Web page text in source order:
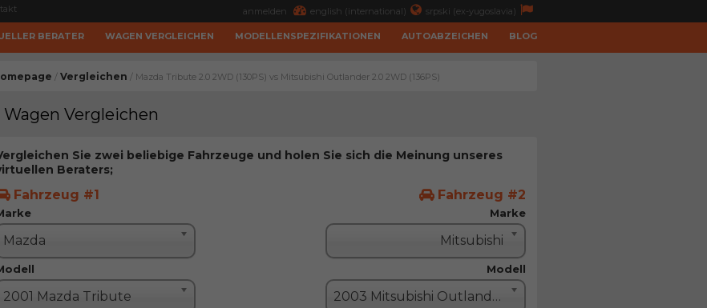
anmelden english (international) srpski (ex-yugoslavia)
BERATER WAGEN VERGLEICHEN MODELLENSPEZIFIKATIONEN AUTOABZEICHEN BLOG
/ Vergleichen / Mazda Tribute 2.0 2WD (130PS) vs Mitsubishi Outlander 2.0 2WD (136PS)
Wagen Vergleichen
Sie zwei beliebige Fahrzeuge und holen Sie sich die Meinung unseres
Beraters;
Fahrzeug #1
Mazda
2001 Mazda Tribute
Fahrzeug #2
Marke
Mitsubishi
Modell
2003 Mitsubishi Outlander